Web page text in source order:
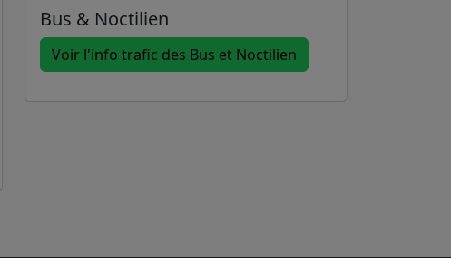
Bus & Noctilien
Voir l'info trafic des Bus et Noctilien